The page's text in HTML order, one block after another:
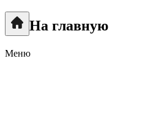
На главную
Меню